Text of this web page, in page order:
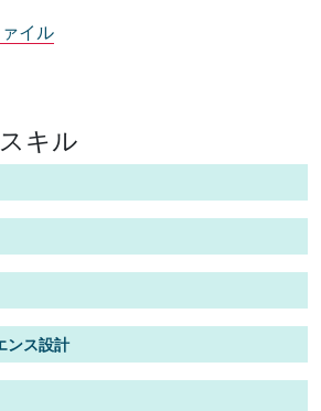
イル
キル
ンス設計